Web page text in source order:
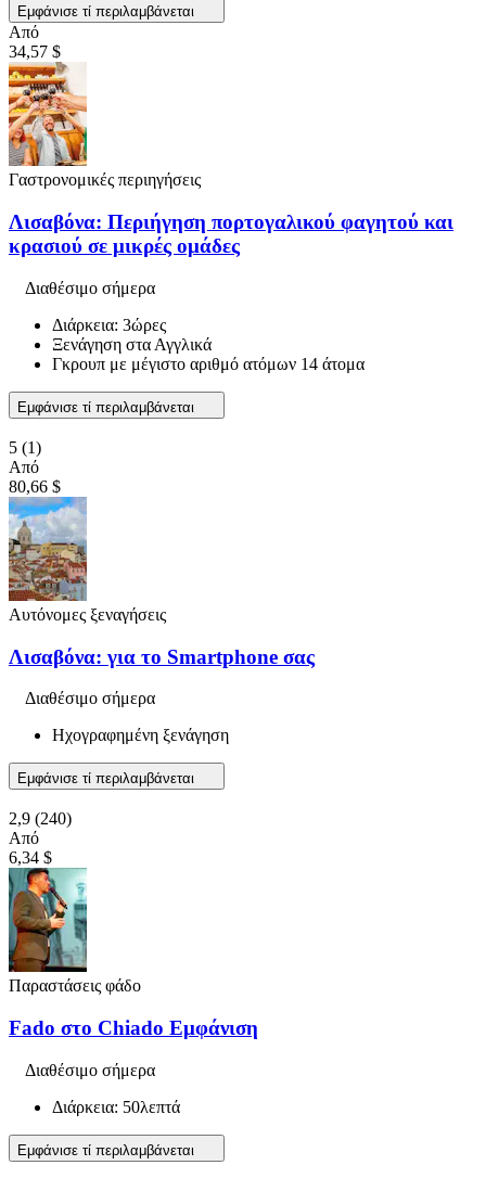
Εμφάνισε τί περιλαμβάνεται
Από
34,57 $
Γαστρονομικές περιηγήσεις
Λισαβόνα: Περιήγηση πορτογαλικού φαγητού και
κρασιού σε μικρές ομάδες
Διαθέσιμο σήμερα
Διάρκεια: 3ώρες
Ξενάγηση στα Αγγλικά
Γκρουπ με μέγιστο αριθμό ατόμων 14 άτομα
Εμφάνισε τί περιλαμβάνεται
5 (1)
Από
80,66 $
Αυτόνομες ξεναγήσεις
Λισαβόνα: για το Smartphone σας
Διαθέσιμο σήμερα
Ηχογραφημένη ξενάγηση
Εμφάνισε τί περιλαμβάνεται
2,9 (240)
Από
6,34 $
Παραστάσεις φάδο
Fado στο Chiado Εμφάνιση
Διαθέσιμο σήμερα
Διάρκεια: 50λεπτά
Εμφάνισε τί περιλαμβάνεται